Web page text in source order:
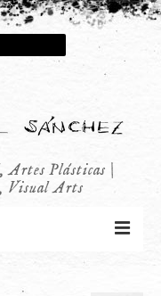
Artes Plásticas |
Visual Arts